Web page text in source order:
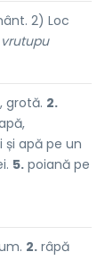
2) Loc
vrutupu
grotă. 2.
și apă pe un
5. poiană pe
2. râpă